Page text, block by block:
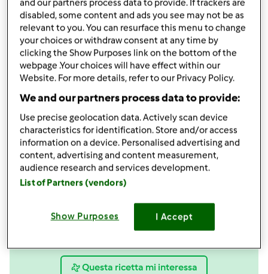
Aggiungi alla lista della spesa
Accessori che ti serviranno
Spatola
Boccale Completo TM6
acquista
Questa ricetta mi interessa
and our partners process data to provide. If trackers are
disabled, some content and ads you see may not be as
relevant to you. You can resurface this menu to change
your choices or withdraw consent at any time by
clicking the Show Purposes link on the bottom of the
webpage .Your choices will have effect within our
Website. For more details, refer to our Privacy Policy.
We and our partners process data to provide:
Use precise geolocation data. Actively scan device
characteristics for identification. Store and/or access
information on a device. Personalised advertising and
content, advertising and content measurement,
audience research and services development.
List of Partners (vendors)
Show Purposes I Accept